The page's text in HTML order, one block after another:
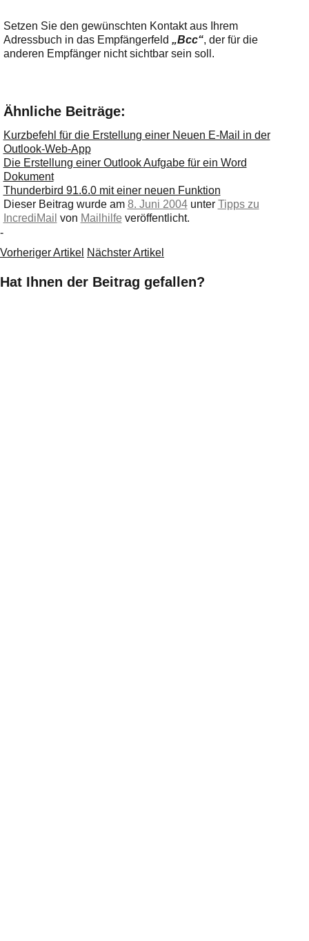
Setzen Sie den gewünschten Kontakt aus Ihrem
Adressbuch in das Empfängerfeld „Bcc“, der für die
anderen Empfänger nicht sichtbar sein soll.
Ähnliche Beiträge:
Kurzbefehl für die Erstellung einer Neuen E-Mail in der
Outlook-Web-App
Die Erstellung einer Outlook Aufgabe für ein Word
Dokument
Thunderbird 91.6.0 mit einer neuen Funktion
Dieser Beitrag wurde am 8. Juni 2004unter Tipps zu
IncrediMail von Mailhilfe veröffentlicht.
-
Vorheriger Artikel Nächster Artikel
Hat Ihnen der Beitrag gefallen?